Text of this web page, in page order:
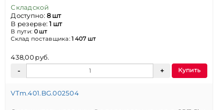
Складской
Доступно:8 шт
В резерве:1 шт
В пути: 0 шт
Склад поставщика:1 407 шт
438,00 руб.
Купить
VTm.401.BG.002504